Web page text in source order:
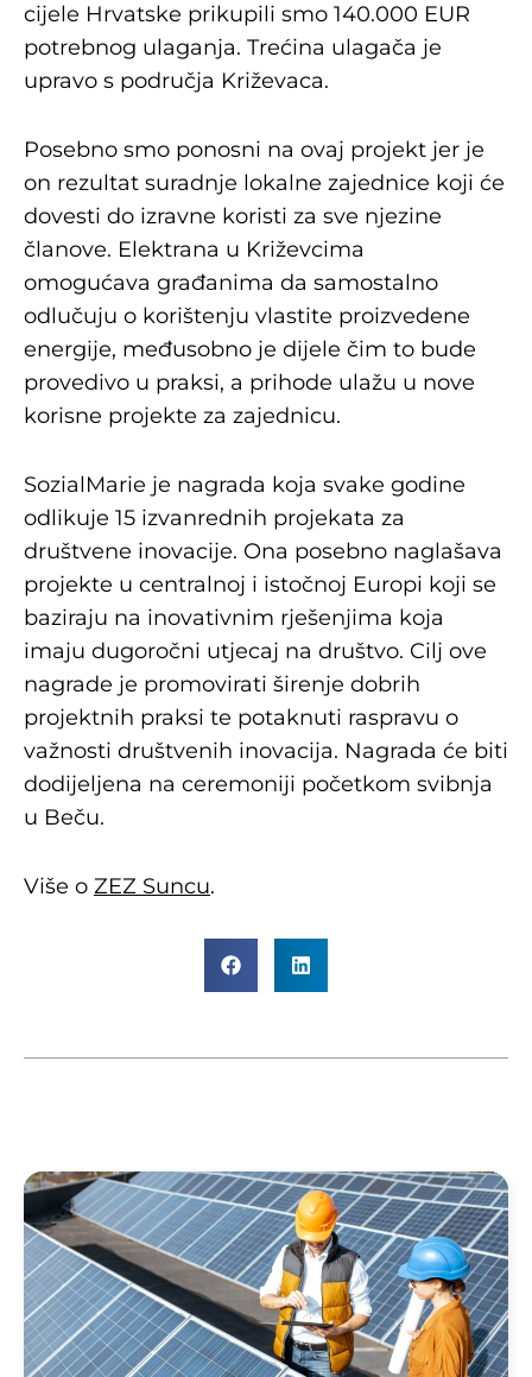
cijele Hrvatske prikupili smo 140.000 EUR
potrebnog ulaganja. Trećina ulagača je
upravo s područja Križevaca.
Posebno smo ponosni na ovaj projekt jer je
on rezultat suradnje lokalne zajednice koji će
dovesti do izravne koristi za sve njezine
članove. Elektrana u Križevcima
omogućava građanima da samostalno
odlučuju o korištenju vlastite proizvedene
energije, međusobno je dijele čim to bude
provedivo u praksi, a prihode ulažu u nove
korisne projekte za zajednicu.
SozialMarie je nagrada koja svake godine
odlikuje 15 izvanrednih projekata za
društvene inovacije. Ona posebno naglašava
projekte u centralnoj i istočnoj Europi koji se
baziraju na inovativnim rješenjima koja
imaju dugoročni utjecaj na društvo. Cilj ove
nagrade je promovirati širenje dobrih
projektnih praksi te potaknuti raspravu o
važnosti društvenih inovacija. Nagrada će biti
dodijeljena na ceremoniji početkom svibnja
u Beču.
Više o ZEZ Suncu.